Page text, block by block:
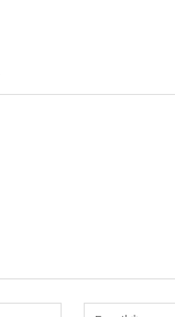
Nama:*